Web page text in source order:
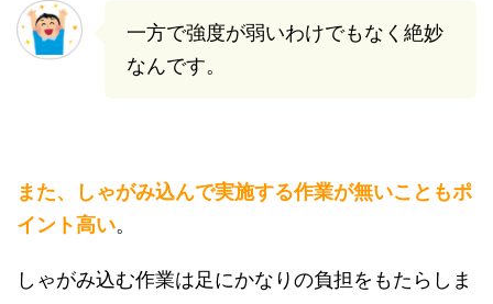
一方で強度が弱いわけでもなく絶妙
なんです。
また、しゃがみ込んで実施する作業が無いこともポ
イント高い。
しゃがみ込む作業は足にかなりの負担をもたらしま